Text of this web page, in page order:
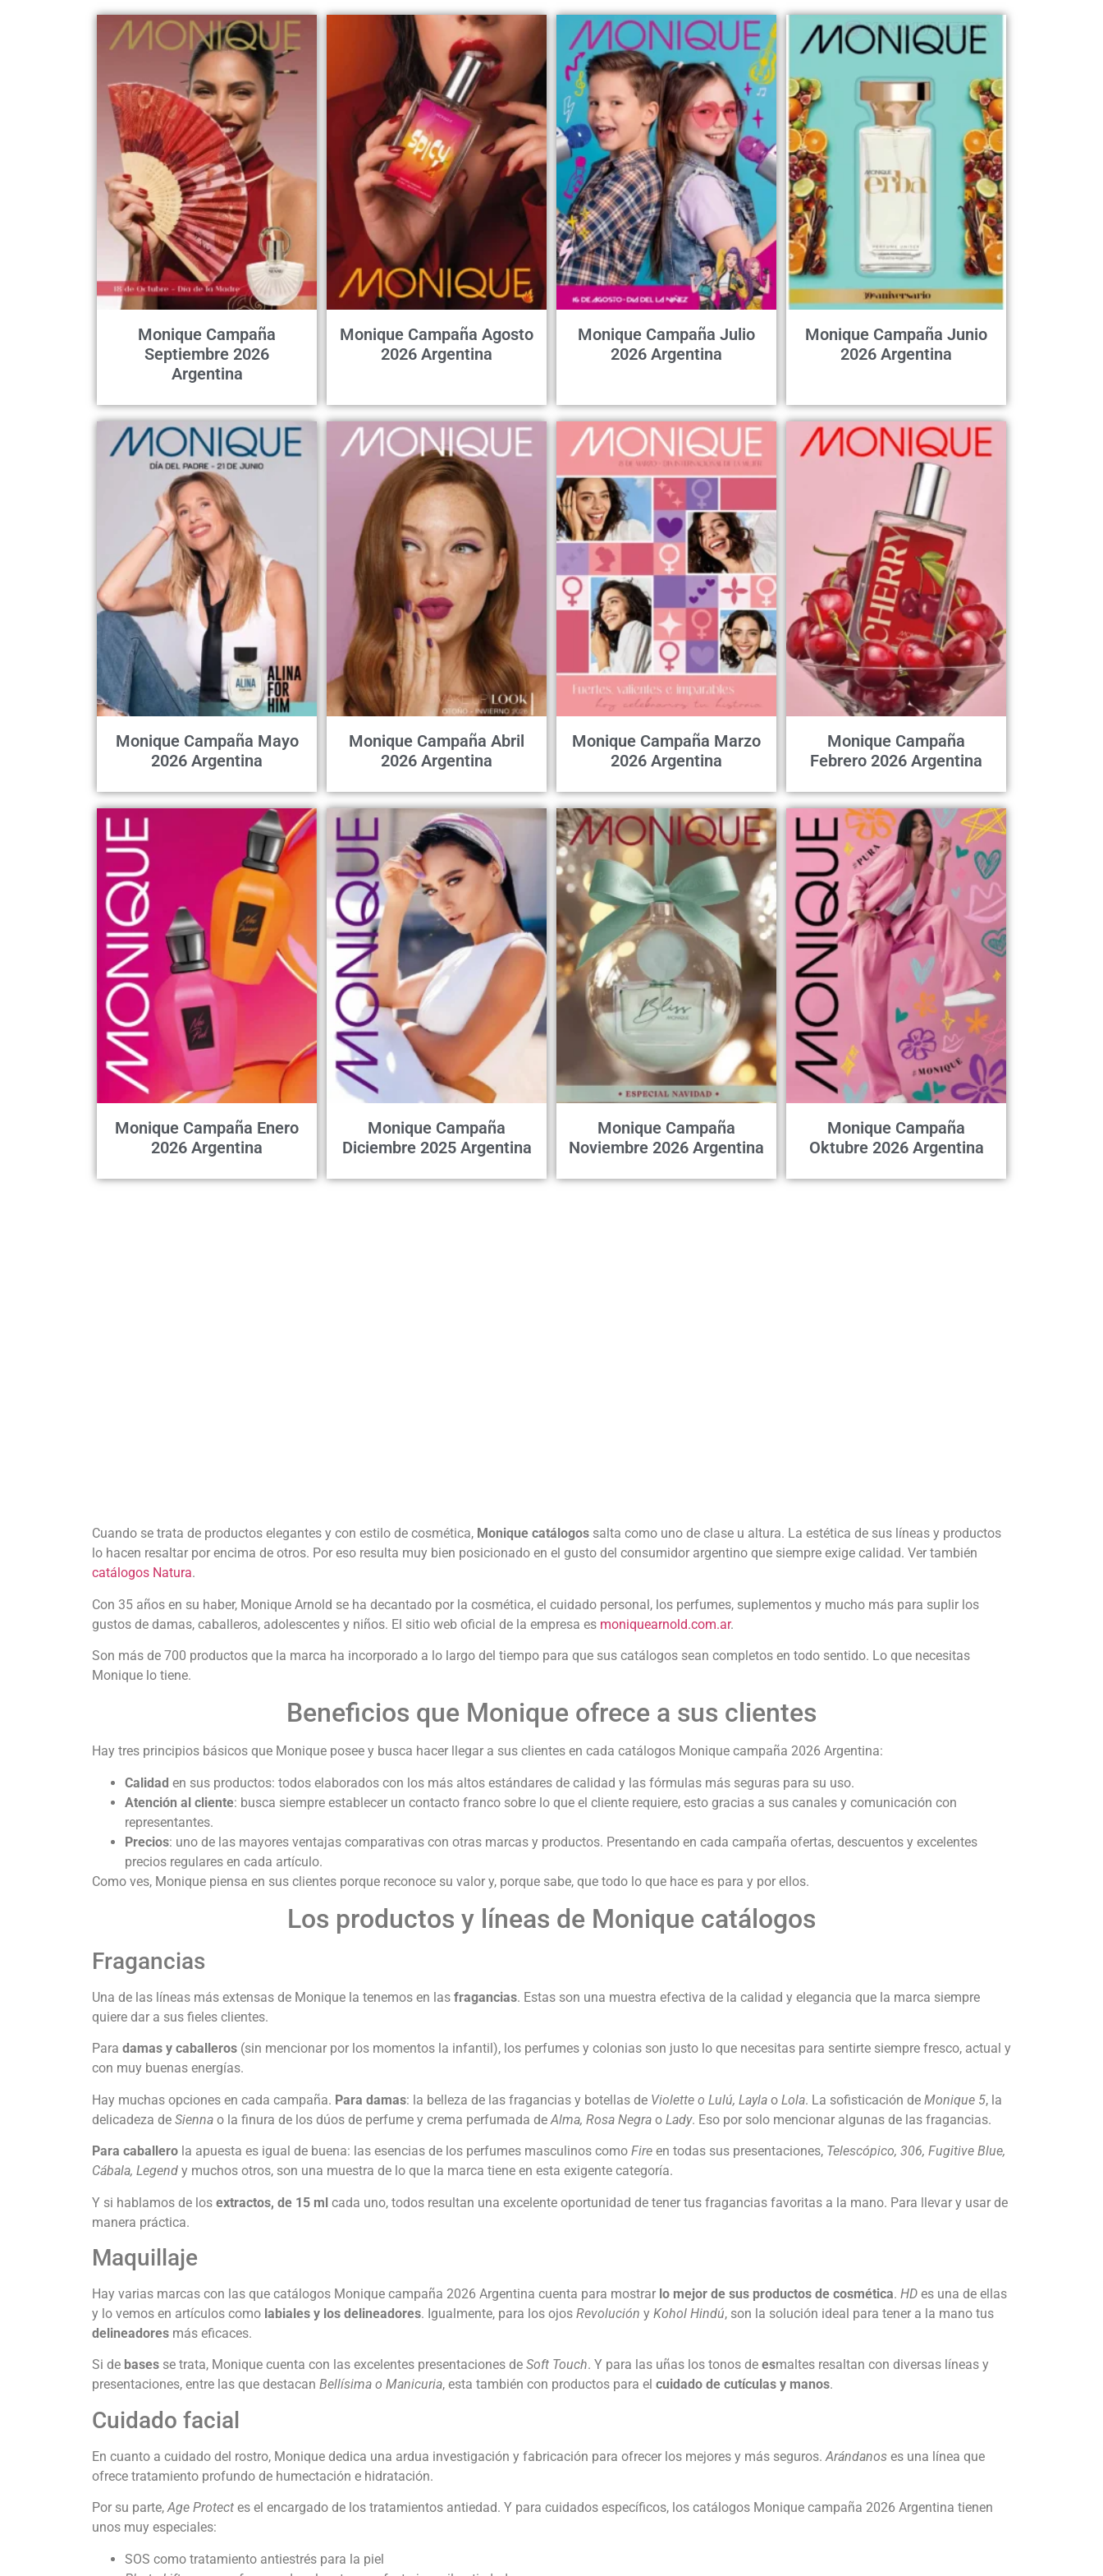
Monique Campaña
Septiembre 2026
Argentina
Monique Campaña Agosto
2026 Argentina
Monique Campaña Julio
2026 Argentina
Monique Campaña Junio
2026 Argentina
Monique Campaña Mayo
2026 Argentina
Monique Campaña Abril
2026 Argentina
Monique Campaña Marzo
2026 Argentina
Monique Campaña
Febrero 2026 Argentina
Monique Campaña Enero
2026 Argentina
Monique Campaña
Diciembre 2025 Argentina
Monique Campaña
Noviembre 2026 Argentina
Monique Campaña
Oktubre 2026 Argentina
Cuando se trata de productos elegantes y con estilo de cosmética, Monique catálogos salta como uno de clase u altura. La estética de sus líneas y productos
lo hacen resaltar por encima de otros. Por eso resulta muy bien posicionado en el gusto del consumidor argentino que siempre exige calidad. Ver también
catálogos Natura.
Con 35 años en su haber, Monique Arnold se ha decantado por la cosmética, el cuidado personal, los perfumes, suplementos y mucho más para suplir los
gustos de damas, caballeros, adolescentes y niños. El sitio web oficial de la empresa es moniquearnold.com.ar.
Son más de 700 productos que la marca ha incorporado a lo largo del tiempo para que sus catálogos sean completos en todo sentido. Lo que necesitas
Monique lo tiene.
Beneficios que Monique ofrece a sus clientes
Hay tres principios básicos que Monique posee y busca hacer llegar a sus clientes en cada catálogos Monique campaña 2026 Argentina:
Calidad en sus productos: todos elaborados con los más altos estándares de calidad y las fórmulas más seguras para su uso.
Atención al cliente: busca siempre establecer un contacto franco sobre lo que el cliente requiere, esto gracias a sus canales y comunicación con
representantes.
Precios: uno de las mayores ventajas comparativas con otras marcas y productos. Presentando en cada campaña ofertas, descuentos y excelentes
precios regulares en cada artículo.
Como ves, Monique piensa en sus clientes porque reconoce su valor y, porque sabe, que todo lo que hace es para y por ellos.
Los productos y líneas de Monique catálogos
Fragancias
Una de las líneas más extensas de Monique la tenemos en las fragancias. Estas son una muestra efectiva de la calidad y elegancia que la marca siempre
quiere dar a sus fieles clientes.
Para damas y caballeros (sin mencionar por los momentos la infantil), los perfumes y colonias son justo lo que necesitas para sentirte siempre fresco, actual y
con muy buenas energías.
Hay muchas opciones en cada campaña. Para damas: la belleza de las fragancias y botellas de Violette o Lulú, Layla o Lola. La sofisticación de Monique 5, la
delicadeza de Sienna o la finura de los dúos de perfume y crema perfumada deAlma, Rosa Negra o Lady. Eso por solo mencionar algunas de las fragancias.
Para caballero la apuesta es igual de buena: las esencias de los perfumes masculinos como Fire en todas sus presentaciones, Telescópico, 306, Fugitive Blue,
Cábala, Legend y muchos otros, son una muestra de lo que la marca tiene en esta exigente categoría.
Y si hablamos de los extractos, de 15 ml cada uno, todos resultan una excelente oportunidad de tener tus fragancias favoritas a la mano. Para llevar y usar de
manera práctica.
Maquillaje
Hay varias marcas con las que catálogos Monique campaña 2026 Argentina cuenta para mostrar lo mejor de sus productos de cosmética. HD es una de ellas
y lo vemos en artículos como labiales y los delineadores. Igualmente, para los ojos Revolución y Kohol Hindú, son la solución ideal para tener a la mano tus
delineadores más eficaces.
Si de bases se trata, Monique cuenta con las excelentes presentaciones de Soft Touch. Y para las uñas los tonos de esmaltes resaltan con diversas líneas y
presentaciones, entre las que destacan Bellísima o Manicuria, esta también con productos para el cuidado de cutículas y manos.
Cuidado facial
En cuanto a cuidado del rostro, Monique dedica una ardua investigación y fabricación para ofrecer los mejores y más seguros.Arándanos es una línea que
ofrece tratamiento profundo de humectación e hidratación.
Por su parte,Age Protect es el encargado de los tratamientos antiedad. Y para cuidados específicos, los catálogos Monique campaña 2026 Argentina tienen
unos muy especiales:
SOS como tratamiento antiestrés para la piel